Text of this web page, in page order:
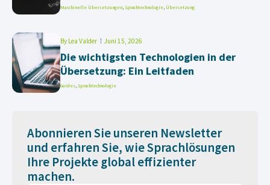
Maschinelle Übersetzungen,Sprachtechnologie, Übersetzung
By Lea Valder Juni 15, 2026
Die wichtigsten Technologien in der
Übersetzung: Ein Leitfaden
Guides,Sprachtechnologie
Abonnieren Sie unseren Newsletter
und erfahren Sie, wie Sprachlösungen
Ihre Projekte global effizienter
machen.